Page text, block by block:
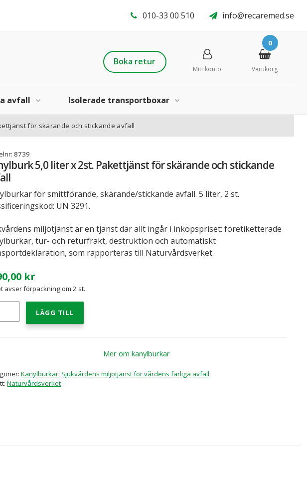
010-33 00 510 info@recaremed.se
0
arti
klar
Varukorg
Mitt konto
Boka retur
avfall Isolerade transportboxar
för skärande och stickande avfall
8739
5,0 liter x 2st. Pakettjänst för skärande och stickande
för smittförande, skärande/stickande avfall. 5 liter, 2 st.
UN 3291.
miljötjänst är en tjänst där allt ingår i inköpspriset: företiketterade
tur- och returfrakt, destruktion och automatiskt
som rapporteras till Naturvårdsverket.
kr
avser förpackning om 2 st.
LÄGG TILL
Mer om kanylburkar
Kanylburkar, Sjukvårdens miljötjänst för vårdens farliga avfall
Naturvårdsverket